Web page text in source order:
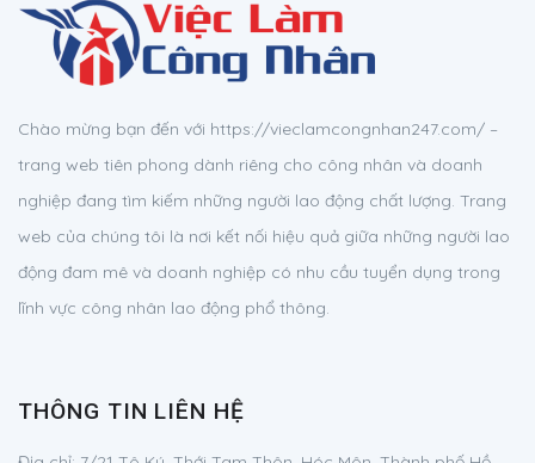
Chào mừng bạn đến với https://vieclamcongnhan247.com/ –
trang web tiên phong dành riêng cho công nhân và doanh
nghiệp đang tìm kiếm những người lao động chất lượng. Trang
web của chúng tôi là nơi kết nối hiệu quả giữa những người lao
động đam mê và doanh nghiệp có nhu cầu tuyển dụng trong
lĩnh vực công nhân lao động phổ thông.
THÔNG TIN LIÊN HỆ